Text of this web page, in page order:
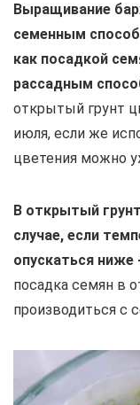
Выращивание
семенным
как посадкой
рассадным
открытый грунт
июля, если же
цветения можно
В открытый
случае, если
опускаться ниже
посадка семян в
производиться с